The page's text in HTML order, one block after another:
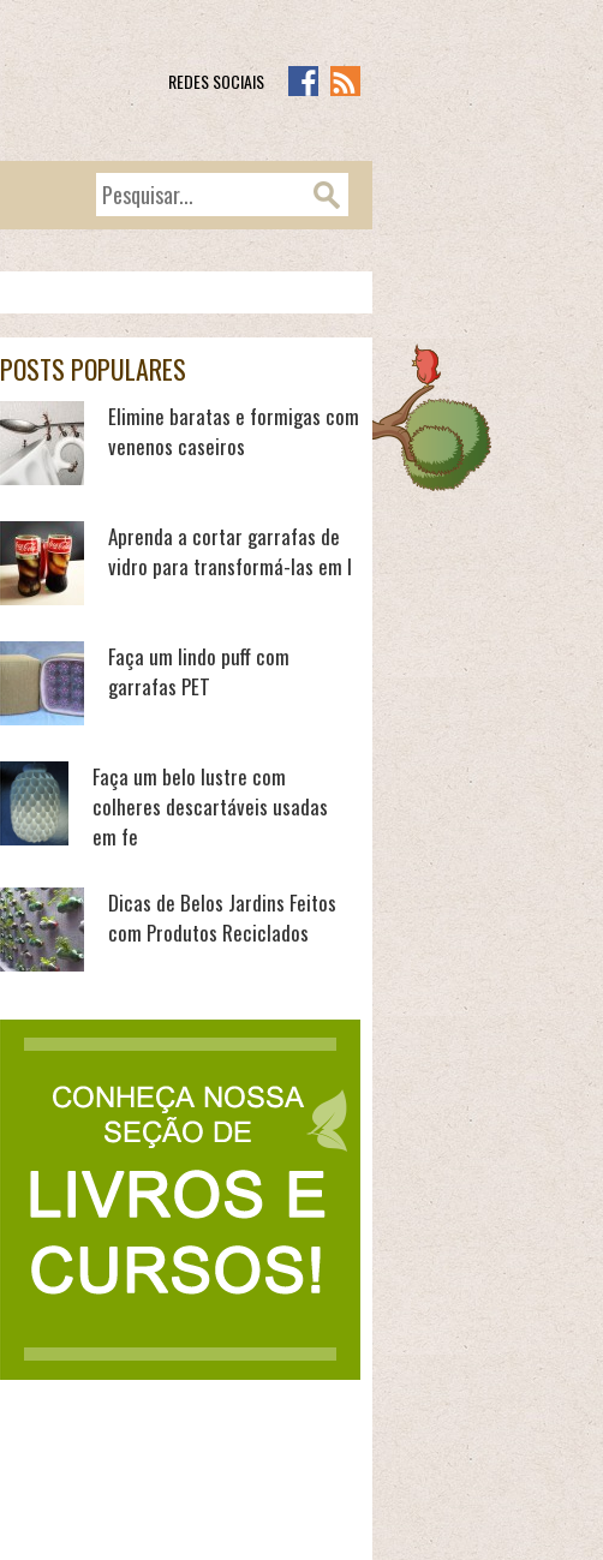
REDES SOCIAIS
POSTS POPULARES
Elimine baratas e formigas com
venenos caseiros
Aprenda a cortar garrafas de
vidro para transformá-las em l
Faça um lindo puff com
garrafas PET
Faça um belo lustre com
colheres descartáveis usadas
em fe
Dicas de Belos Jardins Feitos
com Produtos Reciclados